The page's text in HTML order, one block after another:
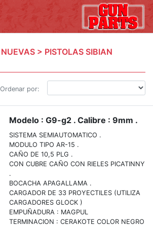
> PISTOLAS SIBIAN
Ordenar por:
Modelo : G9-g2 . Calibre : 9mm .
SISTEMA SEMIAUTOMATICO .
MODULO TIPO AR-15 .
CAÑO DE 10,5 PLG .
CON CUBRE CAÑO CON RIELES PICATINNY
.
BOCACHA APAGALLAMA .
CARGADOR DE 33 PROYECTILES (UTILIZA
CARGADORES GLOCK )
EMPUÑADURA : MAGPUL
TERMINACION : CERAKOTE COLOR NEGRO